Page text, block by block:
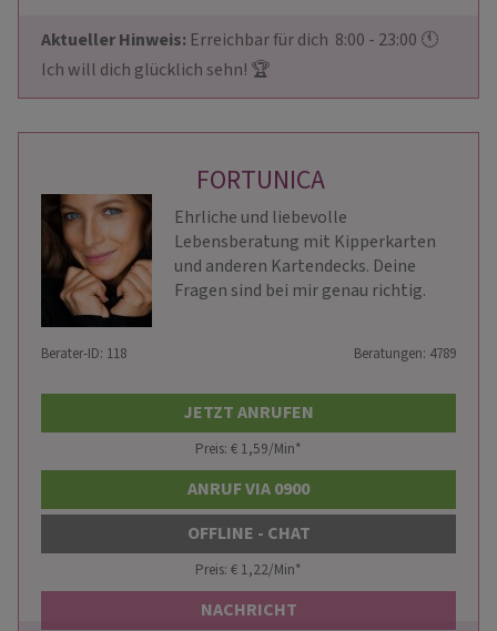
Aktueller Hinweis: Erreichbar für dich  8:00 - 23:00 🕚
Ich will dich glücklich sehn! 🏆
FORTUNICA
Ehrliche und liebevolle
Lebensberatung mit Kipperkarten
und anderen Kartendecks. Deine
Fragen sind bei mir genau richtig.
Berater-ID: 118 Beratungen: 4789
JETZT ANRUFEN
Preis: € 1,59/Min*
ANRUF VIA 0900
OFFLINE - CHAT
Preis: € 1,22/Min*
NACHRICHT